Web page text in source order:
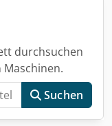
durchsuchen
Suchen